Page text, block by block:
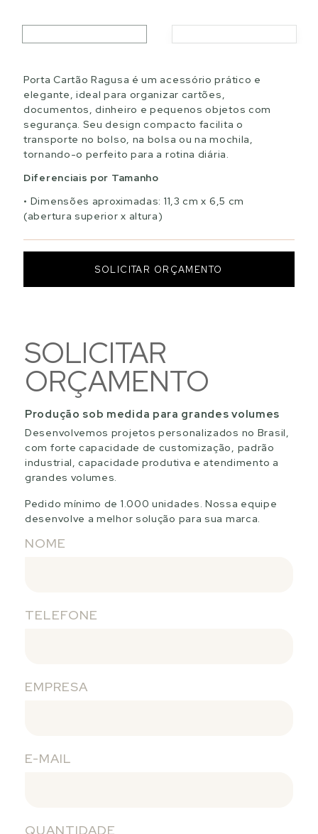
Porta Cartão Ragusa é um acessório prático e
elegante, ideal para organizar cartões,
documentos, dinheiro e pequenos objetos com
segurança. Seu design compacto facilita o
transporte no bolso, na bolsa ou na mochila,
tornando-o perfeito para a rotina diária.
Diferenciais por Tamanho
Dimensões aproximadas: 11,3 cm x 6,5 cm
(abertura superior x altura)
SOLICITAR ORÇAMENTO
SOLICITAR
ORÇAMENTO
Produção sob medida para grandes volumes
Desenvolvemos projetos personalizados no Brasil,
com forte capacidade de customização, padrão
industrial, capacidade produtiva e atendimento a
grandes volumes.
Pedido mínimo de 1.000 unidades. Nossa equipe
desenvolve a melhor solução para sua marca.
NOME
TELEFONE
EMPRESA
E-MAIL
QUANTIDADE